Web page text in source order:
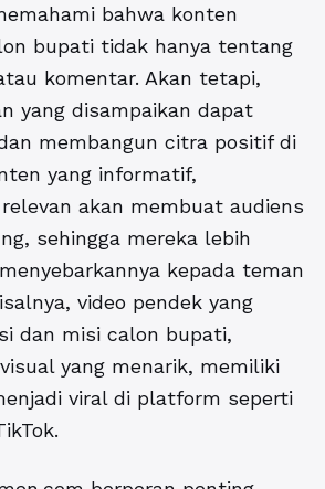
bahwa konten
bupati tidak hanya tentang
komentar. Akan tetapi,
yang disampaikan dapat
membangun citra positif di
yang informatif,
akan membuat audiens
sehingga mereka lebih
kepada teman
video pendek yang
dan misi calon bupati,
yang menarik, memiliki
viral di platform seperti